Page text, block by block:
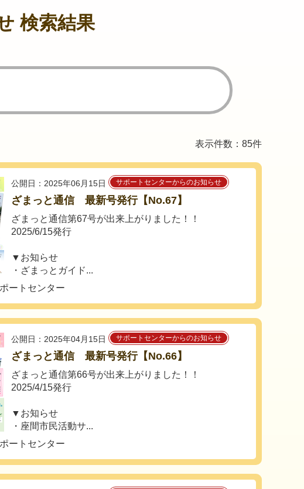
検索結果
表示件数：85件
公開日：2025年06月15日 サポートセンターからのお知らせ
ざまっと通信 最新号発行【No.67】
ざまっと通信第67号が出来上がりました！！
2025/6/15発行
▼お知らせ
・ざまっとガイド...
ートセンター
公開日：2025年04月15日 サポートセンターからのお知らせ
ざまっと通信 最新号発行【No.66】
ざまっと通信第66号が出来上がりました！！
2025/4/15発行
▼お知らせ
・座間市民活動サ...
ートセンター